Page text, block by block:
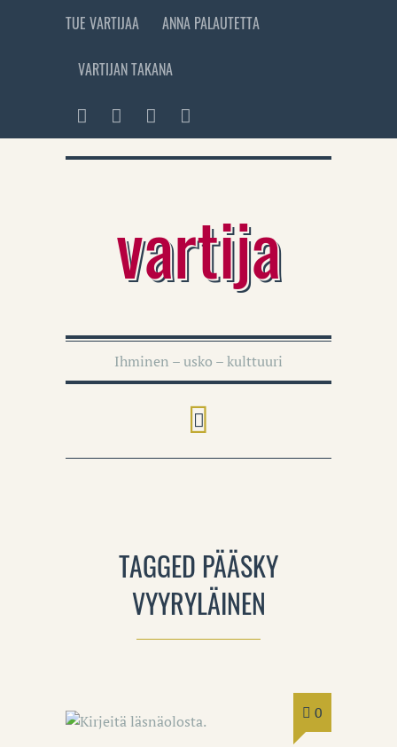
TUE VARTIJAA ANNA PALAUTETTA
VARTIJAN TAKANA
vartija
Ihminen – usko – kulttuuri
TAGGED PÄÄSKY
VYYRYLÄINEN
0